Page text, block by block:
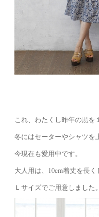
これ、わたくし昨年の黒を
冬にはセーターやシャツを
今現在も愛用中です。
大人用は、10cm着丈を長
Ｌサイズでご用意しました。